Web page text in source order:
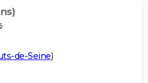
de-Seine)